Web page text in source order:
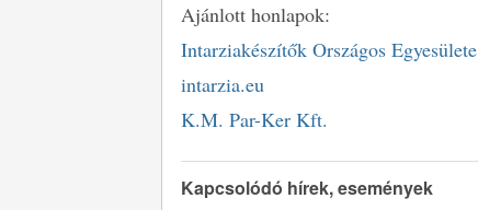
Ajánlott honlapok:
Intarziakészítők Országos Egyesülete
intarzia.eu
K.M. Par-Ker Kft.
Kapcsolódó hírek, események